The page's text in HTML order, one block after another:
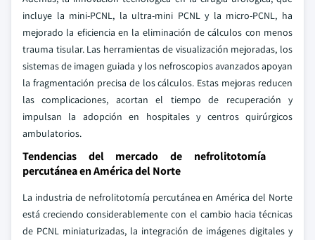
incluye la mini-PCNL, la ultra-mini PCNL y la micro-PCNL, ha
mejorado la eficiencia en la eliminación de cálculos con menos
trauma tisular. Las herramientas de visualización mejoradas, los
sistemas de imagen guiada y los nefroscopios avanzados apoyan
la fragmentación precisa de los cálculos. Estas mejoras reducen
las complicaciones, acortan el tiempo de recuperación y
impulsan la adopción en hospitales y centros quirúrgicos
ambulatorios.
Tendencias del mercado de nefrolitotomía
percutánea en América del Norte
La industria de nefrolitotomía percutánea en América del Norte
está creciendo considerablemente con el cambio hacia técnicas
de PCNL miniaturizadas, la integración de imágenes digitales y